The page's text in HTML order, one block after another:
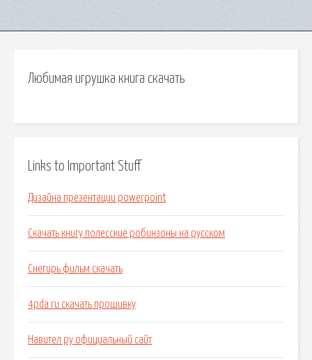
Любимая игрушка книга скачать
Links to Important Stuff
Дизайна презентации powerpoint
Скачать книгу полесские робинзоны на русском
Снегирь фильм скачать
4pda ru скачать прошивку
Навител ру официальный сайт